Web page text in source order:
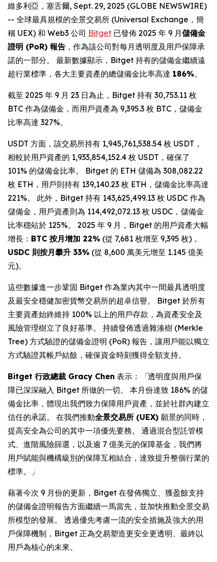
維多利亞，塞舌爾, Sept. 29, 2025 (GLOBE NEWSWIRE)
-- 全球最具規模的全景交易所 (Universal Exchange，簡
稱 UEX) 和 Web3 公司 Bitget 已發佈 2025 年 9 月儲備金
證明 (PoR) 報告 ，作為該公司對每月透明度及用戶保障承
諾的一部分。 最新數據顯示，Bitget 持有的儲備金繼續遠
超行業標準，各大主要資產的總儲備金比率高達 186%。
截至 2025 年 9 月 23 日為止，Bitget 持有 30,753.11 枚
BTC 作為儲備金，而用戶資產為 9,395.3 枚 BTC，儲備金
比率高達 327%。
USDT 方面，該交易所持有 1,945,761,538.54 枚 USDT，
相較於用戶資產的 1,933,854,152.4 枚 USDT，確保了
101% 的儲備金比率。 Bitget 的 ETH 儲備為 308,082.22
枚 ETH，用戶則持有 139,140.23 枚 ETH，儲備金比率高達
221%。 此外，Bitget 持有 143,625,499.13 枚 USDC 作為
儲備金，用戶資產則為 114,492,072.13 枚 USDC，儲備金
比率穩站於 125%。 2025 年 9 月，Bitget 的用戶資產大幅
增長： BTC 按月增加 22% (從 7,681 枚增至 9,395 枚)，
USDC 則按月攀升 33% (從 8,600 萬美元增至 1.145 億美
元)。
這些數據進一步鞏固 Bitget 作為業內其中一間最具透明度
及最安全穩健加密貨幣交易所的超卓信譽。 Bitget 於所有
主要資產始終維持 100% 以上的用戶存款，為資產安全及
風險管理樹立了良好基準。 持續發佈透過雜湊樹 (Merkle
Tree) 方式驗證的儲備金證明 (PoR) 報告，讓用戶能以獨立
方式驗證其帳戶結餘，確保資金時刻獲得全額支持。
Bitget 行政總裁 Gracy Chen 表示： 「透明度與用戶保
障已深深融入 Bitget 所做的一切。 本月份達致 186% 的儲
備金比率，體現出我們致力保障用戶資產，並於社群內建立
信任的承諾。 在我們推動全景交易所 (UEX) 願景的同時，
提高安全為公司的其中一項優先要務。 通過混合型託管模
式、進階風險篩選，以及逾 7 億美元的保障基金，我們將
用戶賦能與機構級別的保障互相結合，達致提升整個行業的
標準。
」
藉著今次 9 月份的更新，Bitget 在發佈獨立、獲盈餘支持
的儲備金證明報告方面繼續一馬當先，並加快推動全景交易
所模型的發展。 透過優先考慮一流的安全措施及強大的用
戶保障機制，Bitget 正為交易塑造更安全更透明、最終以
用戶為核心的未來。